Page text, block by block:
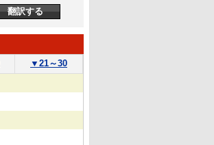
▼ 21～30